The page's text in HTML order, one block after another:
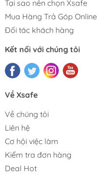
Tại sao nên chọn Xsafe
Mua Hàng Trả Góp Online
Đối tác khách hàng
Kết nối với chúng tôi
Về Xsafe
Về chúng tôi
Liên hệ
Cơ hội việc làm
Kiểm tra đơn hàng
Deal Hot